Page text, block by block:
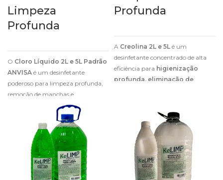
Limpeza
Profunda
O Cloro Líquido 2L e 5L Padrão
ANVISA é um desinfetante
poderoso para limpeza profunda,
remoção de manchas e
higienização eficaz de ambientes e
Profunda
A Creolina 2L e 5L é um
desinfetante concentrado de alta
eficiência para higienização
profunda, eliminação de